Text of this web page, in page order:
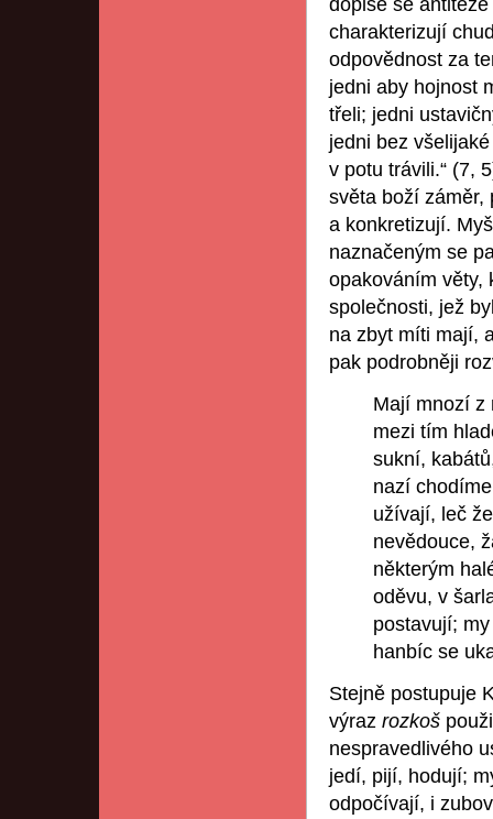
dopise se
charakterizují
odpovědnost za
jedni aby hojnost
třeli; jedni
jedni bez
v potu trávili.“ (7,
světa boží záměr,
a konkretizují.
naznačeným se
opakováním věty,
společnosti, jež
na zbyt míti mají,
pak podrobněji
Mají mnozí z
mezi tím
sukní,
nazí
užívají, leč
nevědouce,
některým
oděvu, v
postavují;
hanbíc se
Stejně postupuje
výraz rozkoš
nespravedlivého
jedí, pijí, hodují;
odpočívají, i